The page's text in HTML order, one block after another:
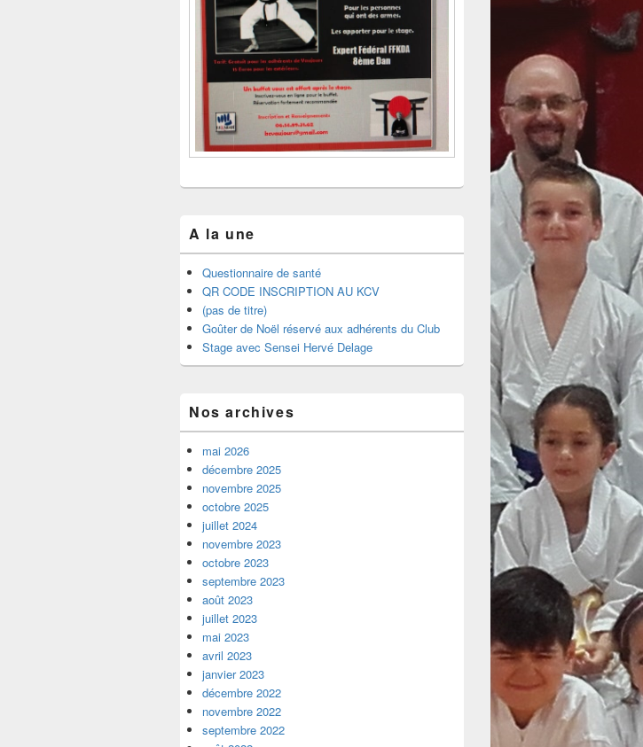
A la une
Questionnaire de santé
QR CODE INSCRIPTION AU KCV
(pas de titre)
Goûter de Noël réservé aux adhérents du Club
Stage avec Sensei Hervé Delage
Nos archives
mai 2026
décembre 2025
novembre 2025
octobre 2025
juillet 2024
novembre 2023
octobre 2023
septembre 2023
août 2023
juillet 2023
mai 2023
avril 2023
janvier 2023
décembre 2022
novembre 2022
septembre 2022